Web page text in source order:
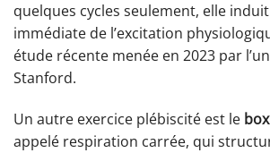
quelques cycles seulement, elle
immédiate de l’excitation
étude récente menée en 2023 par
Stanford.
Un autre exercice plébiscité est le
appelé respiration carrée, qui